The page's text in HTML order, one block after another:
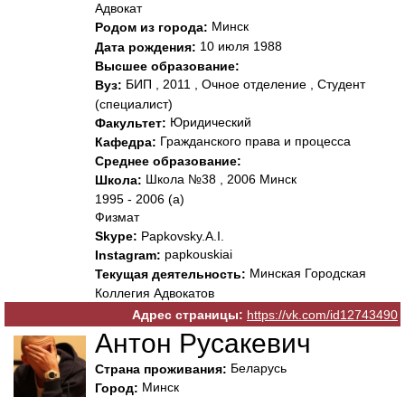
Адвокат
Родом из города: Минск
Дата рождения: 10 июля 1988
Высшее образование:
Вуз: БИП , 2011 , Очное отделение , Студент
(специалист)
Факультет: Юридический
Кафедра: Гражданского права и процесса
Среднее образование:
Школа: Школа №38 , 2006 Минск
1995 - 2006 (а)
Физмат
Skype: Papkovsky.A.I.
Instagram: papkouskiai
Текущая деятельность: Минская Городская
Коллегия Адвокатов
Адрес страницы: https://vk.com/id12743490
Антон Русакевич
Страна проживания: Беларусь
Город: Минск